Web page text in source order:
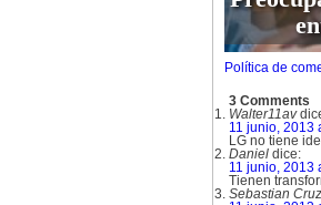
Política de
3 Comments
Walter11av
11 junio, 2013
LG no tiene
Daniel dice:
11 junio, 2013
Tienen
Sebastian Cruz